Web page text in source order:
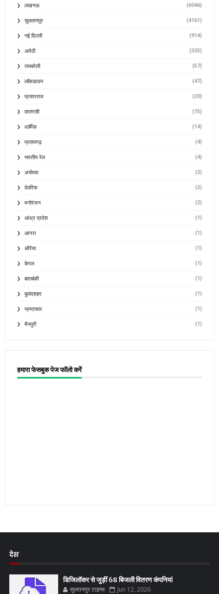
लखनऊ (6046)
सुलतानपुर (4161)
नई दिल्ली (914)
अमेठी (335)
रायबरेली (57)
लॉकडाउन (47)
प्रयागराज (20)
वाराणसी (15)
धार्मिक (14)
प्रतापगढ़ (4)
भारतीय रेल (4)
अयोध्या (2)
देवरिया (2)
मनोरंजन (2)
आंध्र प्रदेश (1)
आगरा (1)
औरैया (1)
केरल (1)
बाराबंकी (1)
बुलंदशहर (1)
भ्रष्टाचार (1)
मैनपुरी (1)
हमारा फेसबुक पेज फॉलो करें
देश
डिजिलॉकर से जुड़ीं 68 बिजली वितरण कंपनियां
सुल्तानपुर टाइम्स Jun 12, 2026